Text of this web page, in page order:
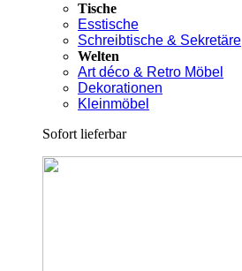
Tische
Esstische
Schreibtische & Sekretäre
Welten
Art déco & Retro Möbel
Dekorationen
Kleinmöbel
Sofort lieferbar